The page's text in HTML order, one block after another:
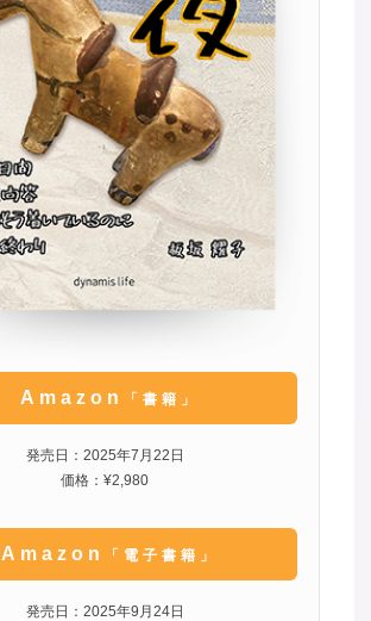
Amazon 「書籍」
発売日：2025年7月22日
価格：¥2,980
Amazon 「電子書籍」
発売日：2025年9月24日